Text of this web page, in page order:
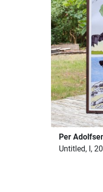
Per
Untitled, I,